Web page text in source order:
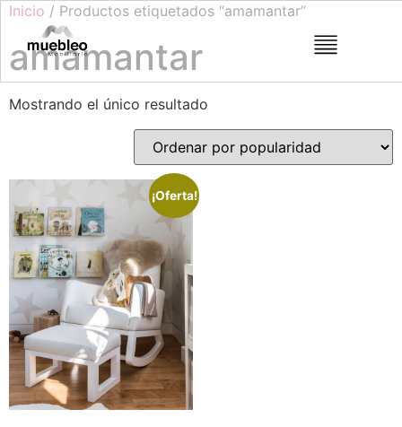
Inicio / Productos etiquetados “amamantar”
amamantar
Mostrando el único resultado
¡Oferta!